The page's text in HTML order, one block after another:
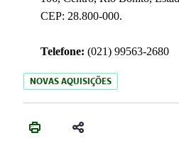
CEP: 28.800-000.
Telefone: (021) 99563-2680
NOVAS AQUISIÇÕES